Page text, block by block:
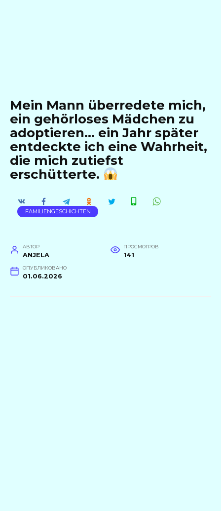
Mein Mann überredete mich,
ein gehörloses Mädchen zu
adoptieren… ein Jahr später
entdeckte ich eine Wahrheit,
die mich zutiefst
erschütterte.
FAMILIENGESCHICHTEN
АВТОР
ANJELA
ПРОСМОТРОВ
141
ОПУБЛИКОВАНО
01.06.2026